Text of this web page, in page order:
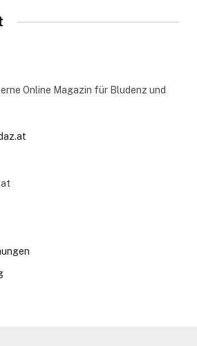
Online Magazin für Bludenz und